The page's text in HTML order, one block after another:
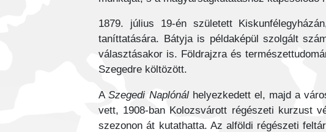
1879. július 19-én született
taníttatására. Bátyja is példaképül szolgált
választásakor is. Földrajzra és
Szegedre költözött.
ASzegedi Naplónálhelyezkedett el, majd a
vett, 1908-ban Kolozsvárott régészeti kurzust
szezonon át kutathatta. Az alföldi régészeti